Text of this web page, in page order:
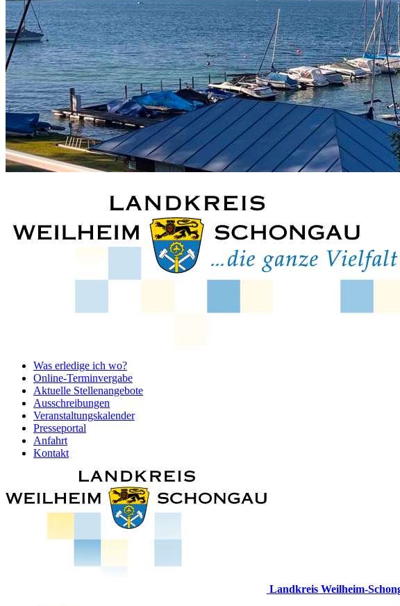
Was erledige ich wo?
Online-Terminvergabe
Aktuelle Stellenangebote
Ausschreibungen
Veranstaltungskalender
Presseportal
Anfahrt
Kontakt
Landkreis Weilheim-